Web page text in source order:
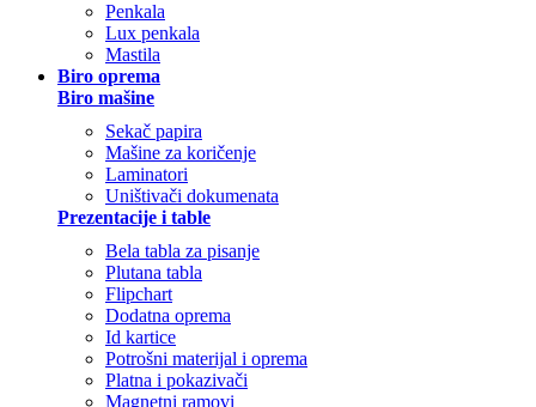
Penkala
Lux penkala
Mastila
Biro oprema
Biro mašine
Sekač papira
Mašine za koričenje
Laminatori
Uništivači dokumenata
Prezentacije i table
Bela tabla za pisanje
Plutana tabla
Flipchart
Dodatna oprema
Id kartice
Potrošni materijal i oprema
Platna i pokazivači
Magnetni ramovi